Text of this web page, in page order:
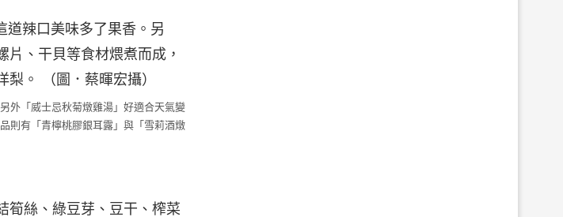
外「威士忌秋菊燉雞湯」好適合天氣變
則有「青檸桃膠銀耳露」與「雪莉酒燉
筍絲、綠豆芽、豆干、榨菜